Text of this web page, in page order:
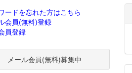
ードを忘れた方はこちら
会員(無料)登録
員登録
メール会員(無料)募集中